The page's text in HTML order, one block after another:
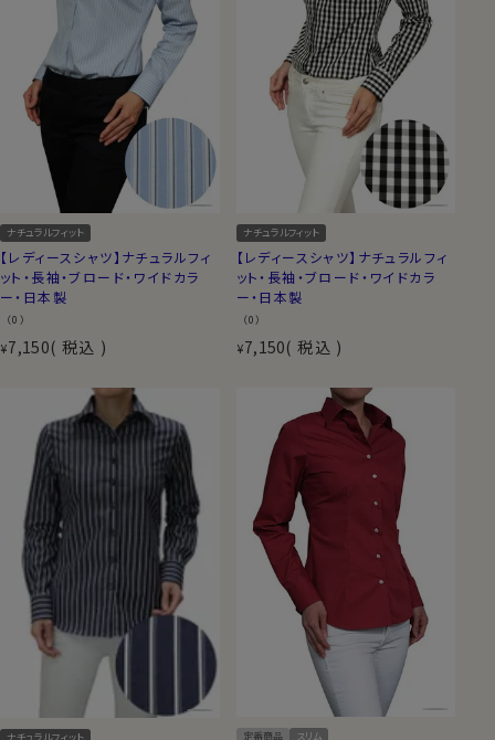
ナチュラルフィット
【レディースシャツ】ナチュラルフィ
ット・長袖・ブロード・ワイドカラ
ー・日本製
（0）
¥7,150 税込
ナチュラルフィット
【レディースシャツ】ナチュラルフィ
ット・長袖・ブロード・ワイドカラ
ー・日本製
（0）
¥7,150 税込
定番商品 スリム